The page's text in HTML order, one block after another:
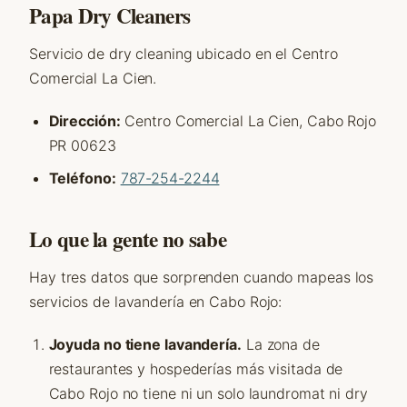
Papa Dry Cleaners
Servicio de dry cleaning ubicado en el Centro
Comercial La Cien.
Dirección: Centro Comercial La Cien, Cabo Rojo
PR 00623
Teléfono: 787-254-2244
Lo que la gente no sabe
Hay tres datos que sorprenden cuando mapeas los
servicios de lavandería en Cabo Rojo:
Joyuda no tiene lavandería. La zona de
restaurantes y hospederías más visitada de
Cabo Rojo no tiene ni un solo laundromat ni dry